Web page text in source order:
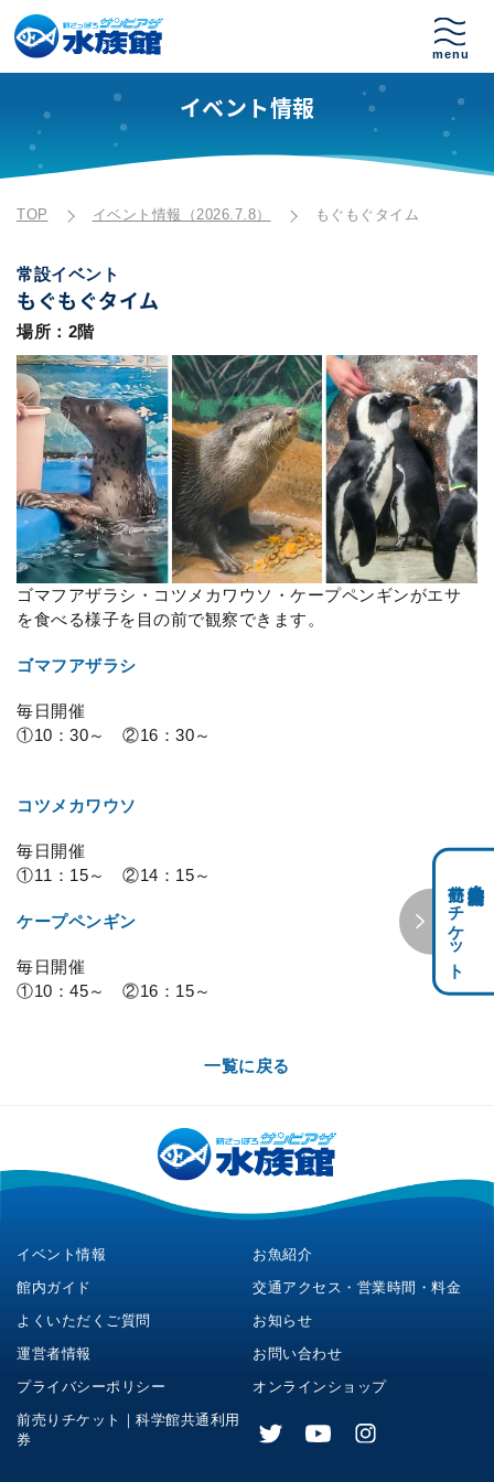
イベント情報
TOP イベント情報（2026.7.8） もぐもぐタイム
常設イベント
もぐもぐタイム
場所：2階
ゴマフアザラシ・コツメカワウソ・ケープペンギンがエサ
を食べる様子を目の前で観察できます。
ゴマフアザラシ
毎日開催
①10：30～ ②16：30～
コツメカワウソ
毎日開催
①11：15～ ②14：15～
ケープペンギン
毎日開催
①10：45～ ②16：15～
一覧に戻る
前売りチケット
イベント情報
お魚紹介
館内ガイド
交通アクセス・営業時間・料金
よくいただくご質問
お知らせ
運営者情報
お問い合わせ
プライバシーポリシー
オンラインショップ
前売りチケット｜科学館共通利用
券